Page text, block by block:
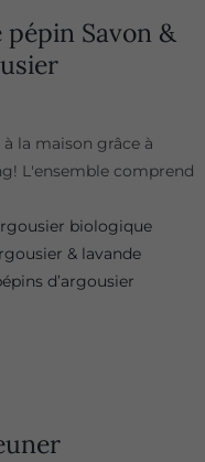
Savon &
la maison grâce à
L'ensemble comprend
biologique
& lavande
d’argousier